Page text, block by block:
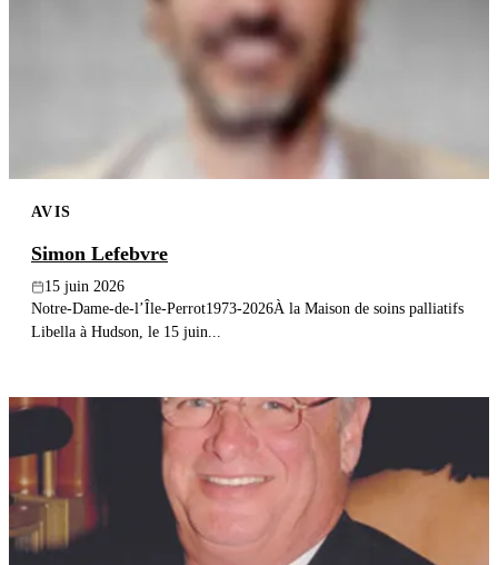
Publier un avis
AVIS
Simon Lefebvre
15 juin 2026
Notre-Dame-de-l’Île-Perrot1973-2026À la Maison de soins palliatifs
Libella à Hudson, le 15 juin...